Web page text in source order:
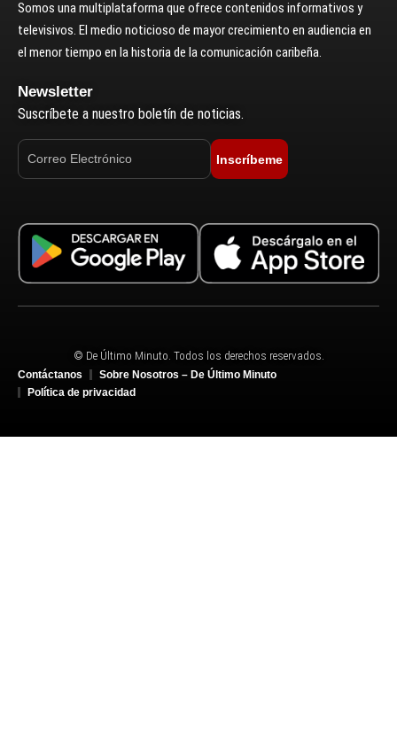
Somos una multiplataforma que ofrece contenidos informativos y
televisivos. El medio noticioso de mayor crecimiento en audiencia en
el menor tiempo en la historia de la comunicación caribeña.
Newsletter
Suscríbete a nuestro boletín de noticias.
Inscríbeme
© De Último Minuto. Todos los derechos reservados.
Contáctanos
Sobre Nosotros – De Último Minuto
Política de privacidad